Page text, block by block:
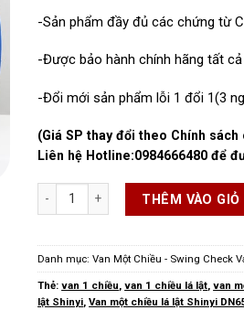
-Sản phẩm đầy đủ các chứng từ
-Được bảo hành chính hãng tất
-Đổi mới sản phẩm lỗi 1 đổi 1(3
(Giá SP thay đổi theo Chính
Liên hệ Hotline:0984666480 để
Van một chiều lá lật Shinyi DN65 số
THÊM VÀO GIỎ
Danh mục:Van Một Chiều - Swing Check
Thẻ:van 1 chiều,van 1 chiều lá lật,van
lật Shinyi,Van một chiều lá lật Shinyi